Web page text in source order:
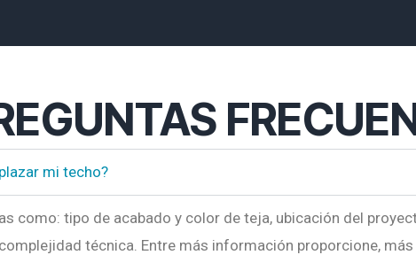
mi techo?
como: tipo de acabado y color de teja, ubicación del
técnica. Entre más información proporcione,